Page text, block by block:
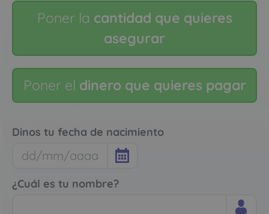
Poner la cantidad que quieres
asegurar
Poner el dinero que quieres pagar
Dinos tu fecha de nacimiento
¿Cuál es tu nombre?